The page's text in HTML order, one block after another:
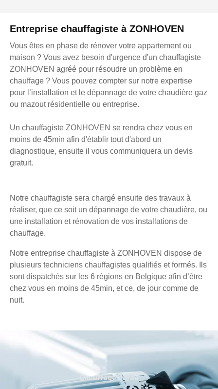
Entreprise chauffagiste à ZONHOVEN
Vous êtes en phase de rénover votre appartement ou
maison ? Vous avez besoin d'urgence d'un chauffagiste
ZONHOVEN agréé pour résoudre un problème en
chauffage ? Vous pouvez compter sur notre expertise
pour l’installation et le dépannage de votre chaudière gaz
ou mazout résidentielle ou entreprise.
Un chauffagiste ZONHOVEN se rendra chez vous en
moins de 45min afin d'établir tout d'abord un
diagnostique, ensuite il vous communiquera un devis
gratuit.
Notre chauffagiste sera chargé ensuite des travaux à
réaliser, que ce soit un dépannage de votre chaudière, ou
une installation et rénovation de vos installations de
chauffage.
Notre entreprise chauffagiste à ZONHOVEN dispose de
plusieurs techniciens chauffagistes qualifiés et formés. Ils
sont dispatchés sur les 6 régions en Belgique afin d’être
chez vous en moins de 45min, et ce, de jour comme de
nuit.
Chauffage agréé